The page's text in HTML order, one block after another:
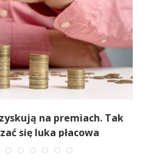
na premiach. Tak
się luka płacowa